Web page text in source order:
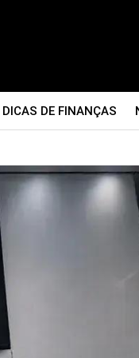
DICAS DE FINANÇAS